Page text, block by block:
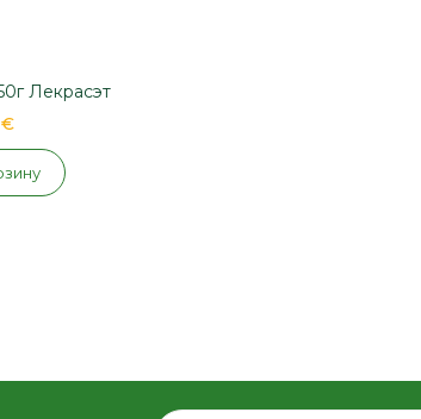
Лекрасэт